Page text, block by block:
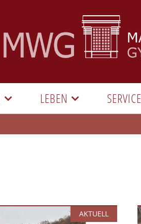
LEBEN SERVICE
AKTUELL